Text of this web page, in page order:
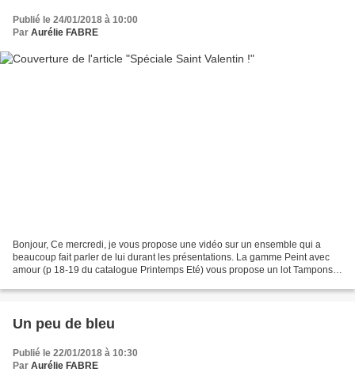
Publié le 24/01/2018 à 10:00
Par Aurélie FABRE
Bonjour, Ce mercredi, je vous propose une vidéo sur un ensemble qui a
beaucoup fait parler de lui durant les présentations. La gamme Peint avec
amour (p 18-19 du catalogue Printemps Eté) vous propose un lot Tampons +
Un peu de bleu
Publié le 22/01/2018 à 10:30
Par Aurélie FABRE